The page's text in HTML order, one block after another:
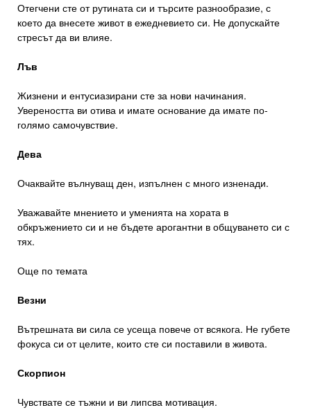
Отегчени сте от рутината си и търсите разнообразие, с
което да внесете живот в ежедневието си. Не допускайте
стресът да ви влияе.
Лъв
Жизнени и ентусиазирани сте за нови начинания.
Увереността ви отива и имате основание да имате по-
голямо самочувствие.
Дева
Очаквайте вълнуващ ден, изпълнен с много изненади.
Уважавайте мнението и уменията на хората в
обкръжението си и не бъдете арогантни в общуването си с
тях.
Още по темата
Везни
Вътрешната ви сила се усеща повече от всякога. Не губете
фокуса си от целите, които сте си поставили в живота.
Скорпион
Чувствате се тъжни и ви липсва мотивация.